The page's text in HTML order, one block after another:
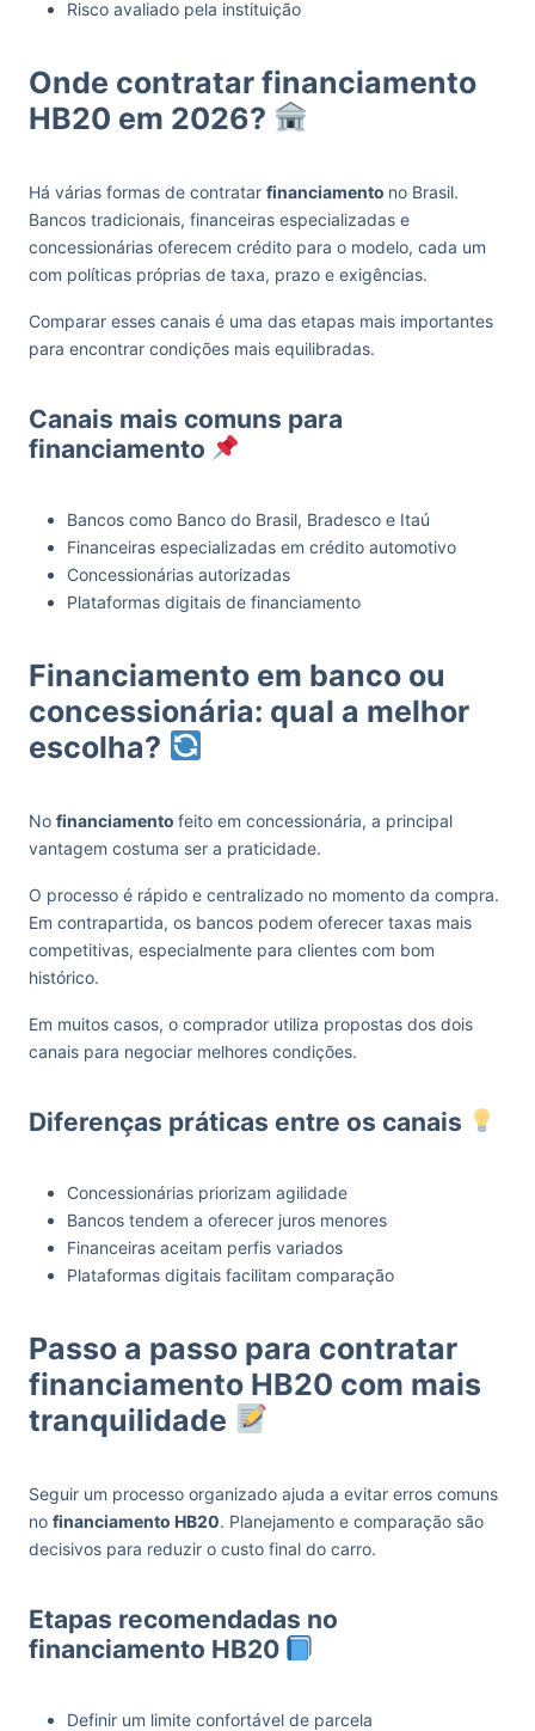
Risco avaliado pela instituição
Onde contratar financiamento
HB20 em 2026?
Há várias formas de contratar financiamento no Brasil.
Bancos tradicionais, financeiras especializadas e
concessionárias oferecem crédito para o modelo, cada um
com políticas próprias de taxa, prazo e exigências.
Comparar esses canais é uma das etapas mais importantes
para encontrar condições mais equilibradas.
Canais mais comuns para
financiamento
Bancos como Banco do Brasil, Bradesco e Itaú
Financeiras especializadas em crédito automotivo
Concessionárias autorizadas
Plataformas digitais de financiamento
Financiamento em banco ou
concessionária: qual a melhor
escolha?
No financiamento feito em concessionária, a principal
vantagem costuma ser a praticidade.
O processo é rápido e centralizado no momento da compra.
Em contrapartida, os bancos podem oferecer taxas mais
competitivas, especialmente para clientes com bom
histórico.
Em muitos casos, o comprador utiliza propostas dos dois
canais para negociar melhores condições.
Diferenças práticas entre os canais
Concessionárias priorizam agilidade
Bancos tendem a oferecer juros menores
Financeiras aceitam perfis variados
Plataformas digitais facilitam comparação
Passo a passo para contratar
financiamento HB20 com mais
tranquilidade
Seguir um processo organizado ajuda a evitar erros comuns
no financiamento HB20. Planejamento e comparação são
decisivos para reduzir o custo final do carro.
Etapas recomendadas no
financiamento HB20
Definir um limite confortável de parcela